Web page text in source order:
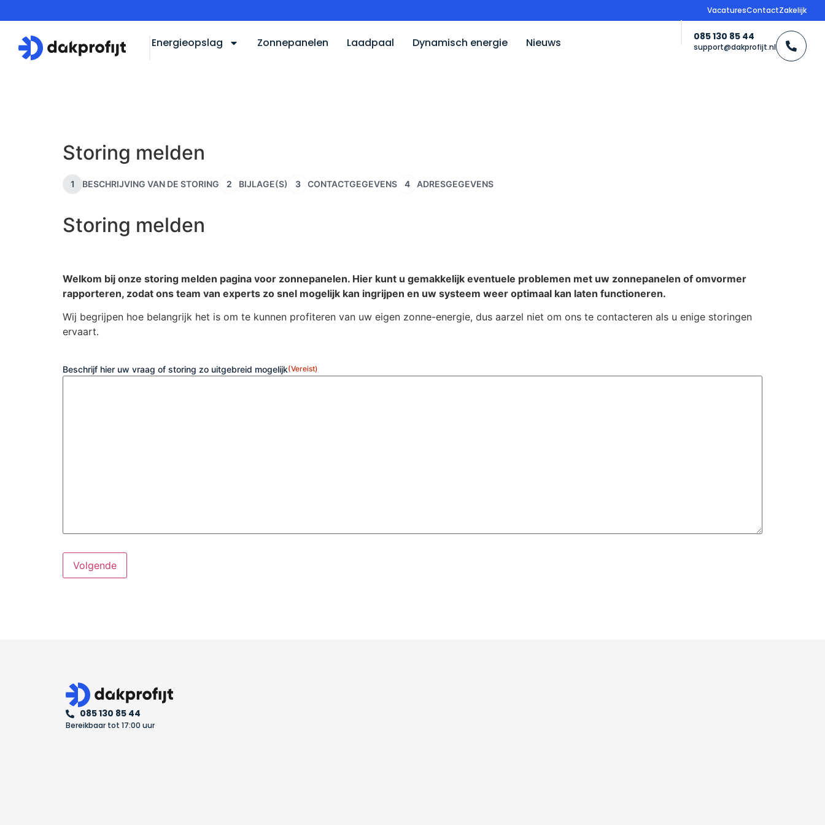
VacaturesContactZakelijk
Energieopslag Zonnepanelen Laadpaal Dynamisch energie Nieuws 085 130 85 44
support@dakprofijt.nl
Storing melden
1 BESCHRIJVING VAN DE STORING 2 BIJLAGE(S) 3 CONTACTGEGEVENS 4 ADRESGEGEVENS
Storing melden
Welkom bij onze storing melden pagina voor zonnepanelen. Hier kunt u gemakkelijk eventuele problemen met uw zonnepanelen of omvormer
rapporteren, zodat ons team van experts zo snel mogelijk kan ingrijpen en uw systeem weer optimaal kan laten functioneren.
Wij begrijpen hoe belangrijk het is om te kunnen profiteren van uw eigen zonne-energie, dus aarzel niet om ons te contacteren als u enige storingen
ervaart.
Beschrijf hier uw vraag of storing zo uitgebreid mogelijk(Vereist)
085 130 85 44
Bereikbaar tot 17:00 uur